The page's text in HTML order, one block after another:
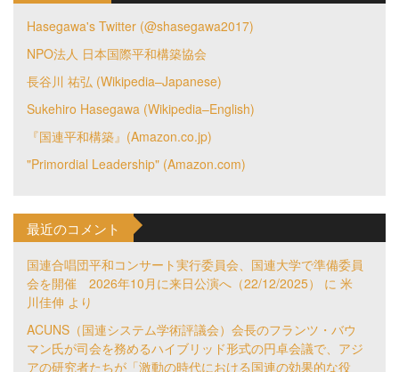
Hasegawa's Twitter (@shasegawa2017)
NPO法人 日本国際平和構築協会
長谷川 祐弘 (Wikipedia–Japanese)
Sukehiro Hasegawa (Wikipedia–English)
『国連平和構築』(Amazon.co.jp)
"Primordial Leadership" (Amazon.com)
最近のコメント
国連合唱団平和コンサート実行委員会、国連大学で準備委員
会を開催 2026年10月に来日公演へ（22/12/2025）
に 米
川佳伸 より
ACUNS（国連システム学術評議会）会長のフランツ・バウ
マン氏が司会を務めるハイブリッド形式の円卓会議で、アジ
アの研究者たちが「激動の時代における国連の効果的な役